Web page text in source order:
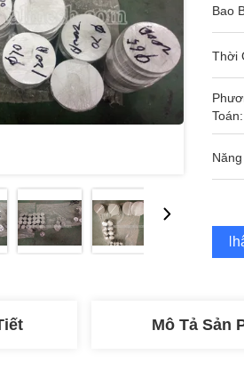
Bao
Thời
Toán:
Mô Tả Sản